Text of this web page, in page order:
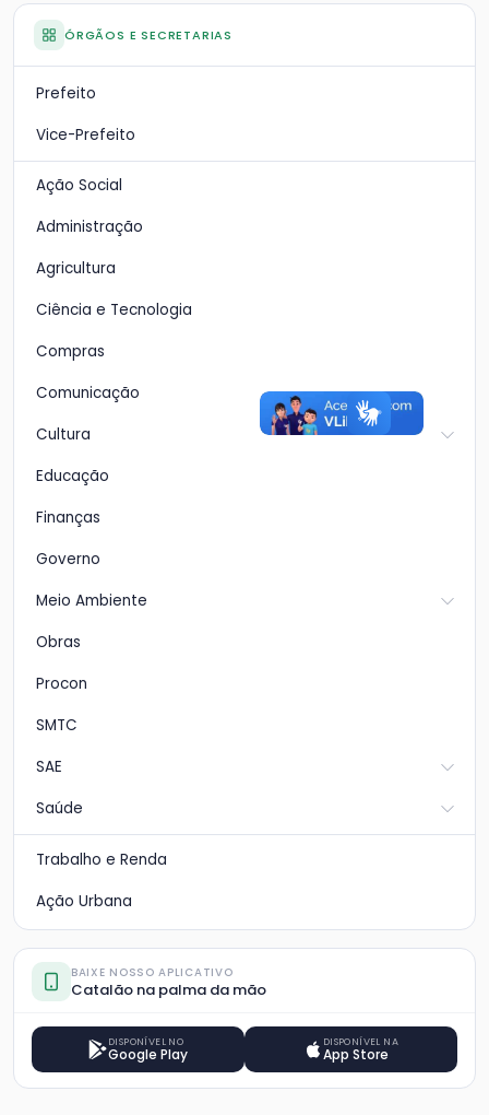
ÓRGÃOS E SECRETARIAS
Prefeito
Vice-Prefeito
Ação Social
Administração
Agricultura
Ciência e Tecnologia
Compras
Comunicação
Cultura
Educação
Finanças
Governo
Meio Ambiente
Obras
Procon
SMTC
SAE
Saúde
Trabalho e Renda
Ação Urbana
BAIXE NOSSO APLICATIVO
Catalão na palma da mão
DISPONÍVEL NO
Google Play
DISPONÍVEL NA
App Store